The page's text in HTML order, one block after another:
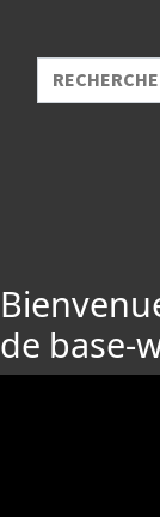
de base-